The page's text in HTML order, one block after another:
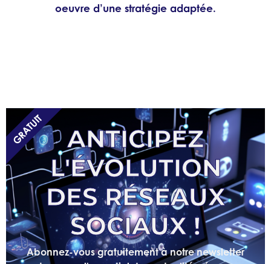
oeuvre d’une stratégie adaptée.
ANTICIPEZ
L'ÉVOLUTION
DES RÉSEAUX
SOCIAUX !
Abonnez-vous gratuitement à notre newsletter
GRATUIT